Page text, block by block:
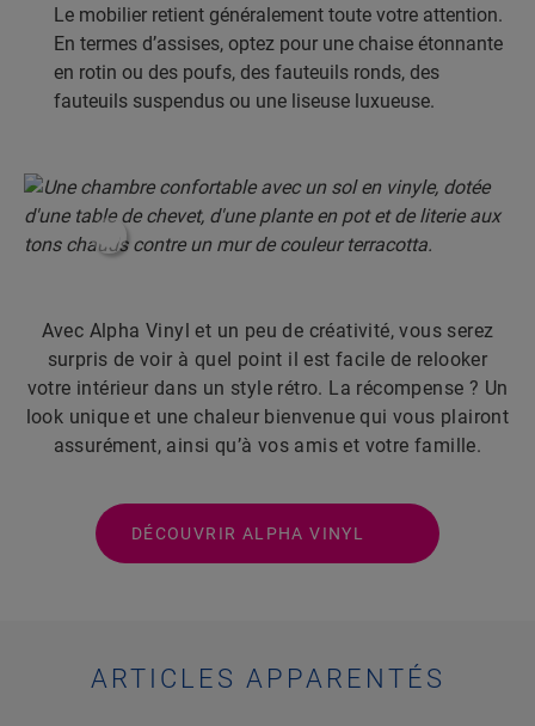
Le mobilier retient généralement toute votre attention.
En termes d’assises, optez pour une chaise étonnante
en rotin ou des poufs, des fauteuils ronds, des
fauteuils suspendus ou une liseuse luxueuse.
#ShoppableInfoHotspot#
Avec Alpha Vinyl et un peu de créativité, vous serez
surpris de voir à quel point il est facile de relooker
votre intérieur dans un style rétro. La récompense ? Un
look unique et une chaleur bienvenue qui vous plairont
assurément, ainsi qu’à vos amis et votre famille.
DÉCOUVRIR ALPHA VINYL
ARTICLES APPARENTÉS